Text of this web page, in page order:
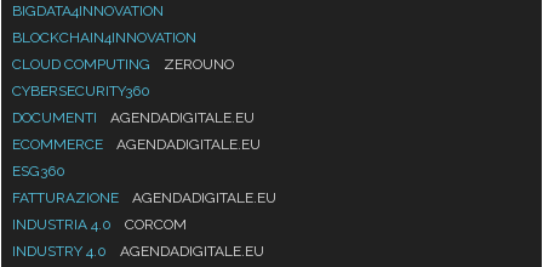
BIGDATA4INNOVATION
BLOCKCHAIN4INNOVATION
CLOUD COMPUTING
ZEROUNO
CYBERSECURITY360
DOCUMENTI
AGENDADIGITALE.EU
ECOMMERCE
AGENDADIGITALE.EU
ESG360
FATTURAZIONE
AGENDADIGITALE.EU
INDUSTRIA 4.0
CORCOM
INDUSTRY 4.0
AGENDADIGITALE.EU